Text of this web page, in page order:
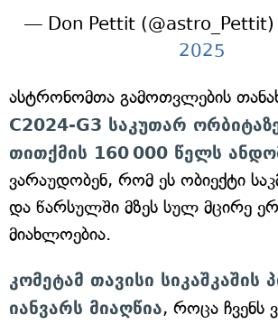
— Don Pettit (@astro_Pettit)
2025
ასტრონომთა გამოთვლების
C2024-G3 საკუთარ
თითქმის 160 000 წელს
ვარაუდობენ, რომ ეს ობიექტი
და წარსულში მზეს სულ მცირე
მიახლოებია.
კომეტამ თავისი სიკაშკაშის
იანვარს მიაღწია, როცა ჩვენს